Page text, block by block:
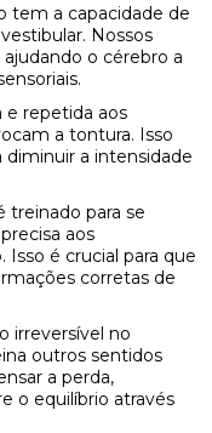
tem a capacidade de
Nossos
o cérebro a
e repetida aos
a tontura. Isso
diminuir a intensidade
treinado para se
aos
é crucial para que
corretas de
irreversível no
outros sentidos
a perda,
o equilíbrio através